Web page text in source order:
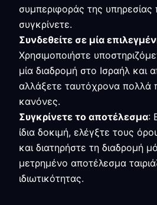
συμπεριφοράς της υπηρεσίας
συγκρίνετε.
Συνδεθείτε σε μία
Χρησιμοποιήστε
μία διαδρομή στο Ισραήλ και
αλλάξετε ταυτόχρονα πολλά
κανόνες.
Συγκρίνετε το αποτέλεσμα:
ίδια δοκιμή, ελέγξτε τους
και διατηρήστε τη διαδρομή
μετρημένο αποτέλεσμα
ιδιωτικότητας.